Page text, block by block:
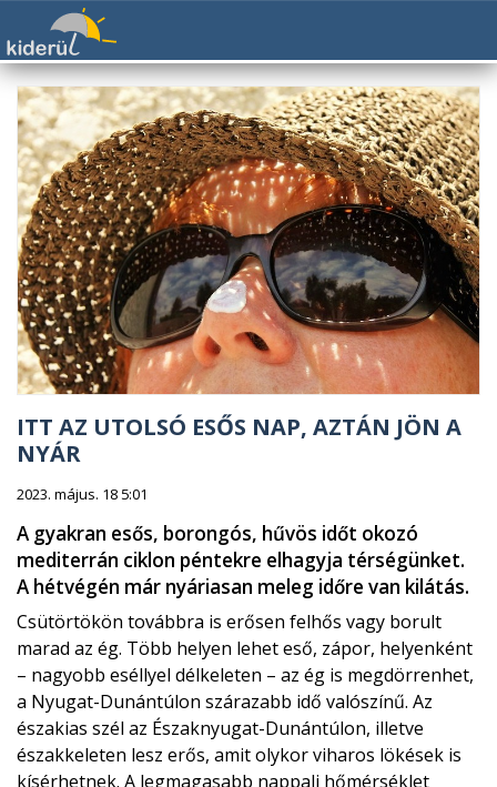
ITT AZ UTOLSÓ ESŐS NAP, AZTÁN JÖN A
NYÁR
2023. május. 18 5:01
A gyakran esős, borongós, hűvös időt okozó
mediterrán ciklon péntekre elhagyja térségünket.
A hétvégén már nyáriasan meleg időre van kilátás.
Csütörtökön továbbra is erősen felhős vagy borult
marad az ég. Több helyen lehet eső, zápor, helyenként
– nagyobb eséllyel délkeleten – az ég is megdörrenhet,
a Nyugat-Dunántúlon szárazabb idő valószínű. Az
északias szél az Északnyugat-Dunántúlon, illetve
északkeleten lesz erős, amit olykor viharos lökések is
kísérhetnek. A legmagasabb nappali hőmérséklet